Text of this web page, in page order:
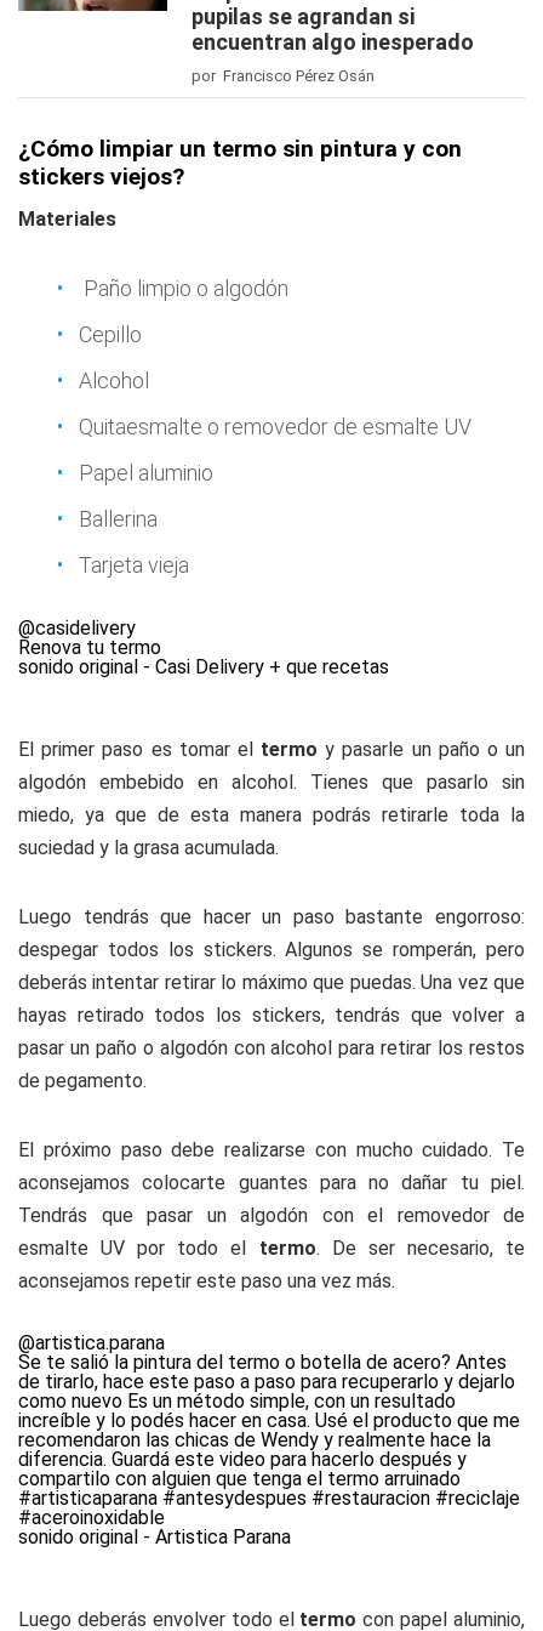
pupilas se agrandan si
encuentran algo inesperado
por Francisco Pérez Osán
¿Cómo limpiar un termo sin pintura y con
stickers viejos?
Materiales
Paño limpio o algodón
Cepillo
Alcohol
Quitaesmalte o removedor de esmalte UV
Papel aluminio
Ballerina
Tarjeta vieja
@casidelivery
Renova tu termo
sonido original - Casi Delivery + que recetas
El primer paso es tomar el termoy pasarle un paño o un
algodón embebido en alcohol. Tienes que pasarlo sin
miedo, ya que de esta manera podrás retirarle toda la
suciedad y la grasa acumulada.
Luego tendrás que hacer un paso bastante engorroso:
despegar todos los stickers. Algunos se romperán, pero
deberás intentar retirar lo máximo que puedas. Una vez que
hayas retirado todos los stickers, tendrás que volver a
pasar un paño o algodón con alcohol para retirar los restos
de pegamento.
El próximo paso debe realizarse con mucho cuidado. Te
aconsejamos colocarte guantes para no dañar tu piel.
Tendrás que pasar un algodón con el removedor de
esmalte UV por todo el termo. De ser necesario, te
aconsejamos repetir este paso una vez más.
@artistica.parana
Se te salió la pintura del termo o botella de acero? Antes
de tirarlo, hace este paso a paso para recuperarlo y dejarlo
como nuevo Es un método simple, con un resultado
increíble y lo podés hacer en casa. Usé el producto que me
recomendaron las chicas de Wendy y realmente hace la
diferencia. Guardá este video para hacerlo después y
compartilo con alguien que tenga el termo arruinado
#artisticaparana #antesydespues #restauracion #reciclaje
#aceroinoxidable
sonido original - Artistica Parana
Luego deberás envolver todo el termocon papel aluminio,